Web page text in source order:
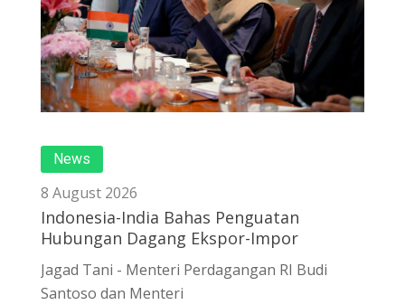
News
8 August 2026
Indonesia-India Bahas Penguatan
Hubungan Dagang Ekspor-Impor
Jagad Tani - Menteri Perdagangan RI Budi
Santoso dan Menteri